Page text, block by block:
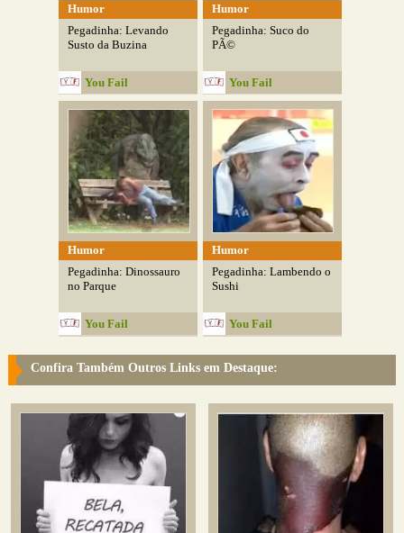
Humor
Pegadinha: Levando
Susto da Buzina
You Fail
Humor
Pegadinha: Suco do
PÃ©
You Fail
Humor
Pegadinha: Dinossauro
no Parque
You Fail
Humor
Pegadinha: Lambendo o
Sushi
You Fail
Confira Também Outros Links em Destaque: